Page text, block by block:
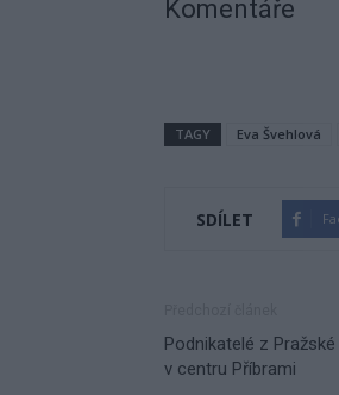
Komentáře
TAGY Eva Švehlová
SDÍLET
Podnikatelé z
v centru Příbrami